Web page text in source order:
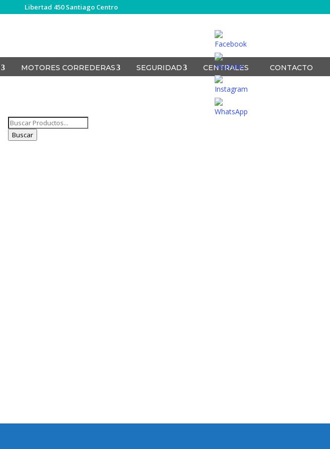
Libertad 450 Santiago Centro
MOTORES CORREDERAS SEGURIDAD CENTRALES CONTACTO
Búsqueda
deBuscar
Set
Youtube